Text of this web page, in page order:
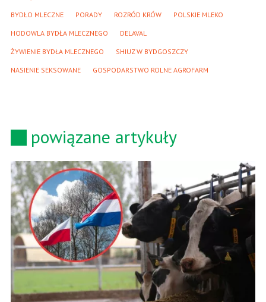
BYDŁO MLECZNE PORADY ROZRÓD KRÓW POLSKIE MLEKO
HODOWLA BYDŁA MLECZNEGO DELAVAL
ŻYWIENIE BYDŁA MLECZNEGO SHIUZ W BYDGOSZCZY
NASIENIE SEKSOWANE GOSPODARSTWO ROLNE AGROFARM
powiązane artykuły